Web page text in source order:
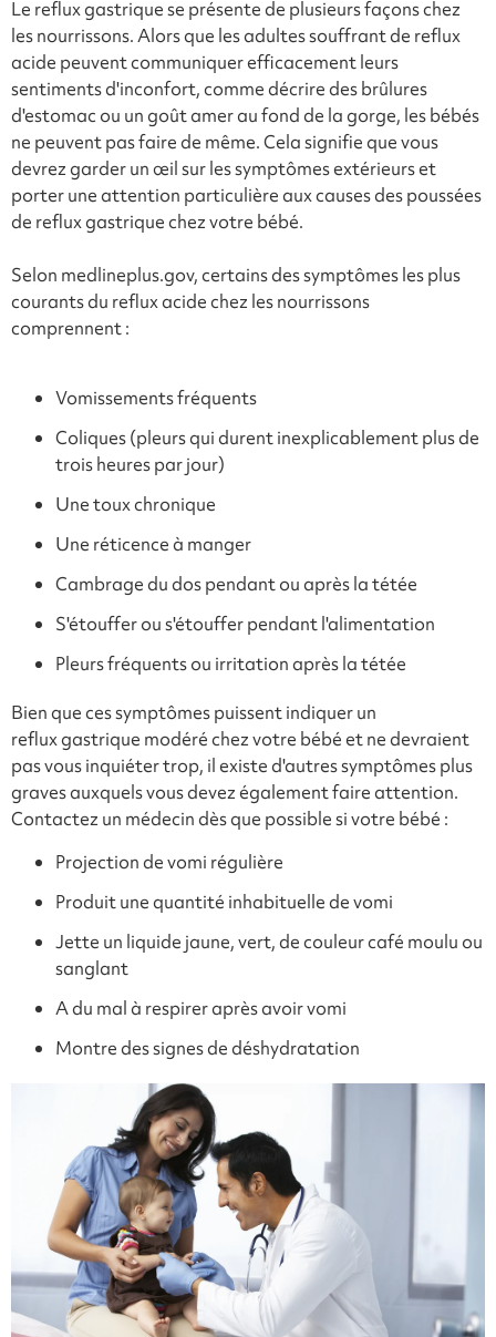
Le reflux gastrique se présente de plusieurs façons chez
les nourrissons. Alors que les adultes souffrant de reflux
acide peuvent communiquer efficacement leurs
sentiments d'inconfort, comme décrire des brûlures
d'estomac ou un goût amer au fond de la gorge, les bébés
ne peuvent pas faire de même. Cela signifie que vous
devrez garder un œil sur les symptômes extérieurs et
porter une attention particulière aux causes des poussées
de reflux gastrique chez votre bébé.
Selon medlineplus.gov, certains des symptômes les plus
courants du reflux acide chez les nourrissons
comprennent :
Vomissements fréquents
Coliques (pleurs qui durent inexplicablement plus de
trois heures par jour)
Une toux chronique
Une réticence à manger
Cambrage du dos pendant ou après la tétée
S'étouffer ou s'étouffer pendant l'alimentation
Pleurs fréquents ou irritation après la tétée
Bien que ces symptômes puissent indiquer un
reflux gastrique modéré chez votre bébé et ne devraient
pas vous inquiéter trop, il existe d'autres symptômes plus
graves auxquels vous devez également faire attention.
Contactez un médecin dès que possible si votre bébé :
Projection de vomi régulière
Produit une quantité inhabituelle de vomi
Jette un liquide jaune, vert, de couleur café moulu ou
sanglant
A du mal à respirer après avoir vomi
Montre des signes de déshydratation